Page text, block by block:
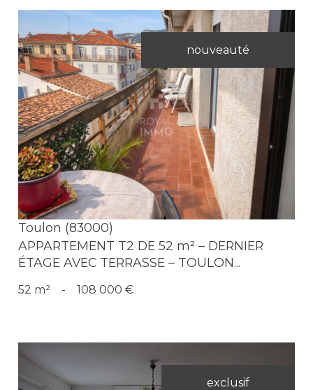
nouveauté
Voir le bien
Toulon (83000)
APPARTEMENT T2 DE 52 m² – DERNIER
ÉTAGE AVEC TERRASSE – TOULON...
52 m² - 108 000 €
exclusif